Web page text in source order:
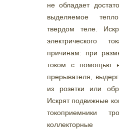
не обладает
выделяемое
твердом теле.
электрического
причинам: при
током с помощью
прерывателя,
из розетки или
Искрят подвижные
токоприемники